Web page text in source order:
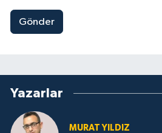
Gönder
Yazarlar
MURAT YILDIZ